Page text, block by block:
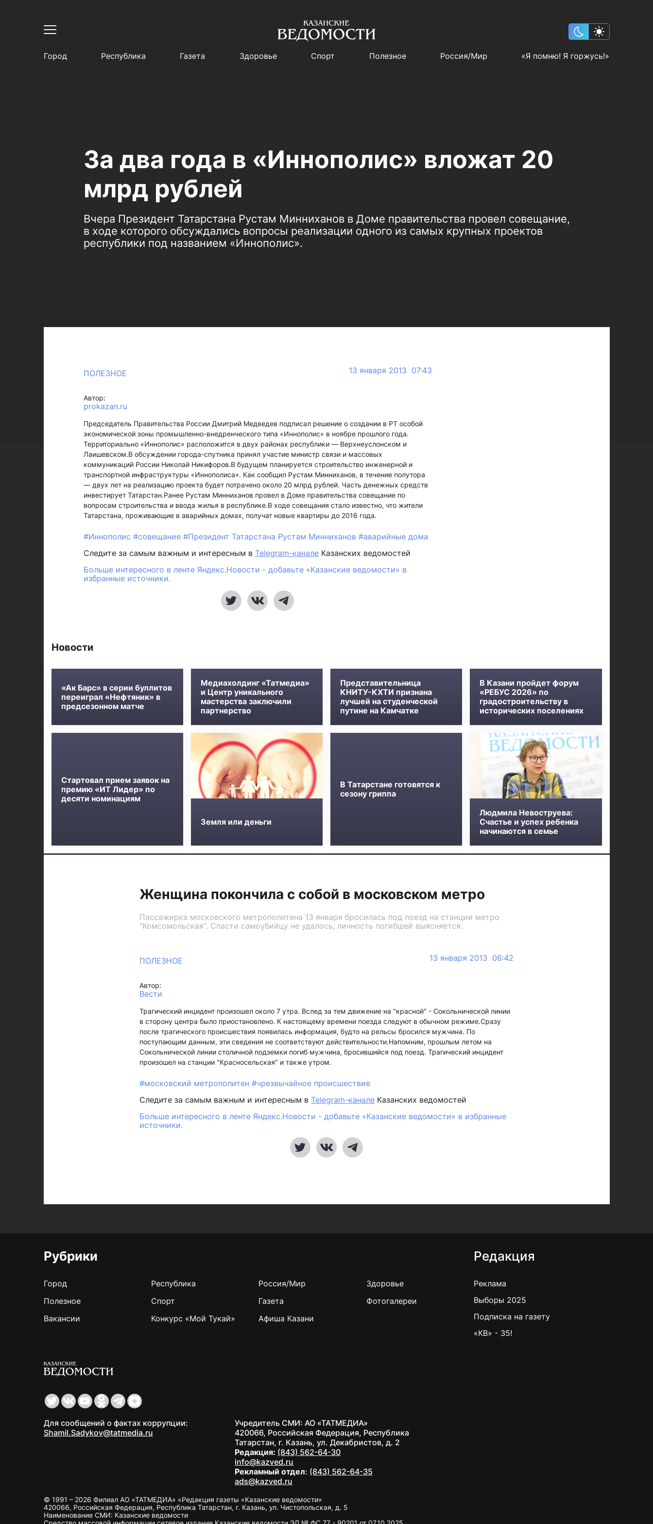
Город Республика Газета Здоровье Спорт Полезное Россия/Мир «Я помню! Я горжусь!»
За два года в «Иннополис» вложат 20
млрд рублей
Вчера Президент Татарстана Рустам Минниханов в Доме правительства провел совещание,
в ходе которого обсуждались вопросы реализации одного из самых крупных проектов
республики под названием «Иннополис».
ПОЛЕЗНОЕ 13 января 2013 07:43
Автор:
prokazan.ru
Председатель Правительства России Дмитрий Медведев подписал решение о создании в РТ особой
экономической зоны промышленно-внедренческого типа «Иннополис» в ноябре прошлого года.
Территориально «Иннополис» расположится в двух районах республики — Верхнеуслонском и
Лаишевском.В обсуждении города-спутника принял участие министр связи и массовых
коммуникаций России Николай Никифоров.В будущем планируется строительство инженерной и
транспортной инфраструктуры «Иннополиса». Как сообщил Рустам Минниханов, в течение полутора
— двух лет на реализацию проекта будет потрачено около 20 млрд рублей. Часть денежных средств
инвестирует Татарстан.Ранее Рустам Минниханов провел в Доме правительства совещание по
вопросам строительства и ввода жилья в республике.В ходе совещания стало известно, что жители
Татарстана, проживающие в аварийных домах, получат новые квартиры до 2016 года.
#Иннополис #совещание #Президент Татарстана Рустам Минниханов #аварийные дома
Следите за самым важным и интересным в Telegram-каналеКазанских ведомостей
Больше интересного в ленте Яндекс.Новости - добавьте «Казанские ведомости» в
избранные источники.
Новости
«Ак Барс» в серии буллитов
переиграл «Нефтяник» в
предсезонном матче
Медиахолдинг «Татмедиа»
и Центр уникального
мастерства заключили
партнерство
Представительница
КНИТУ-КХТИ признана
лучшей на студенческой
путине на Камчатке
В Казани пройдет форум
«РЕБУС 2026» по
градостроительству в
исторических поселениях
Стартовал прием заявок на
премию «ИТ Лидер» по
десяти номинациям
Земля или деньги
В Татарстане готовятся к
сезону гриппа
Людмила Невоструева:
Счастье и успех ребенка
начинаются в семье
Женщина покончила с собой в московском метро
Пассажирка московского метрополитена 13 января бросилась под поезд на станции метро
"Комсомольская". Спасти самоубийцу не удалось, личность погибшей выясняется.
ПОЛЕЗНОЕ 13 января 2013 06:42
Автор:
Вести
Трагический инцидент произошел около 7 утра. Вслед за тем движение на "красной" - Сокольнической линии
в сторону центра было приостановлено. К настоящему времени поезда следуют в обычном режиме.Сразу
после трагического происшествия появилась информация, будто на рельсы бросился мужчина. По
поступающим данным, эти сведения не соответствуют действительности.Напомним, прошлым летом на
Сокольнической линии столичной подземки погиб мужчина, бросившийся под поезд. Трагический инцидент
произошел на станции "Красносельская" и также утром.
#московский метрополитен #чрезвычайное происшествие
Следите за самым важным и интересным в Telegram-канале Казанских ведомостей
Больше интересного в ленте Яндекс.Новости - добавьте «Казанские ведомости» в избранные
источники.
Рубрики
Город Республика Россия/Мир
Здоровье
Полезное
Спорт Газета
Фотогалереи
Вакансии
Конкурс «Мой Тукай» Афиша Казани
Редакция
Реклама
Выборы 2025
Подписка на газету
«КВ» - 35!
Для сообщений о фактах коррупции:
Shamil.Sadykov@tatmedia.ru
Учредитель СМИ: АО «ТАТМЕДИА»
420066, Российская Федерация, Республика
Татарстан, г. Казань, ул. Декабристов, д. 2
Редакция: (843) 562-64-30
info@kazved.ru
Рекламный отдел: (843) 562-64-35
ads@kazved.ru
© 1991 – 2026 Филиал АО «ТАТМЕДИА» «Редакция газеты «Казанские ведомости»
420066, Российская Федерация, Республика Татарстан, г. Казань, ул. Чистопольская, д. 5
Наименование СМИ: Казанские ведомости